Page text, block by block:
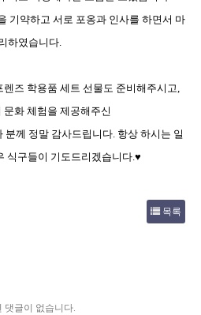
기약하고 서로 포옹과 인사를 하면서 마
하였습니다.
즈 학용품 세트 선물도 준비해주시고,
문화 체험을 제공해주신
분께 정말 감사드립니다. 항상 하시는 일
식구들이 기도드리겠습니다.♥
목록
댓글이 없습니다.